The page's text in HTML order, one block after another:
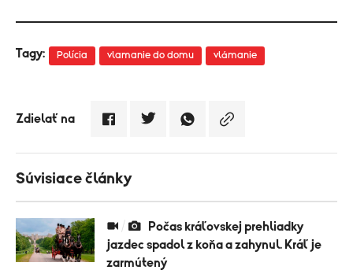
Tagy: Polícia vlamanie do domu vlámanie
Zdielať na
Súvisiace články
jazdec spadol z koňa a zahynul. Kráľ je
zarmútený